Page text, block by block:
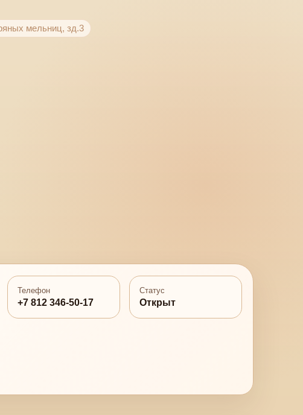
мельниц, зд.3
Телефон
+7 812 346-50-17
Статус
Открыт